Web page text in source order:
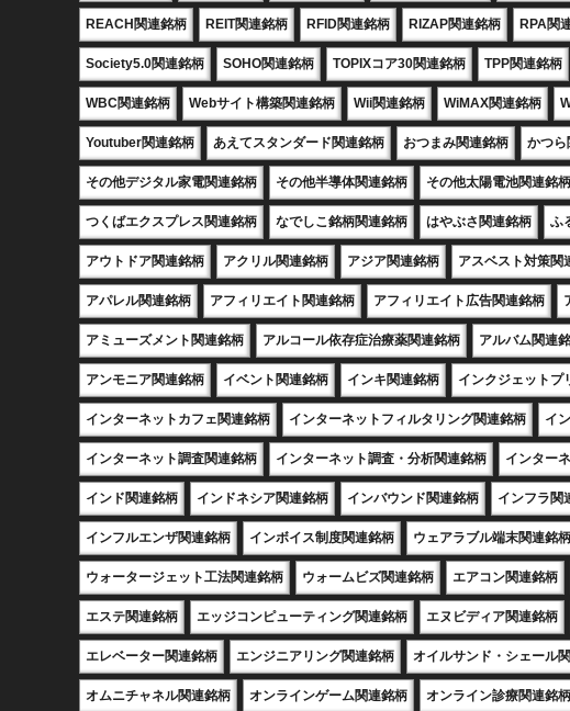
REACH関連銘柄 REIT関連銘柄 RFID関連銘柄 RIZAP関連銘柄 RPA関
Society5.0関連銘柄 SOHO関連銘柄 TOPIXコア30関連銘柄 TPP関連銘柄
WBC関連銘柄 Webサイト構築関連銘柄 Wii関連銘柄 WiMAX関連銘柄
Youtuber関連銘柄 あえてスタンダード関連銘柄 おつまみ関連銘柄 かつら
その他デジタル家電関連銘柄 その他半導体関連銘柄 その他太陽電池関連銘柄
つくばエクスプレス関連銘柄 なでしこ銘柄関連銘柄 はやぶさ関連銘柄 ふ
アウトドア関連銘柄 アクリル関連銘柄 アジア関連銘柄 アスベスト対策関
アパレル関連銘柄 アフィリエイト関連銘柄 アフィリエイト広告関連銘柄
アミューズメント関連銘柄 アルコール依存症治療薬関連銘柄 アルバム関連
アンモニア関連銘柄 イベント関連銘柄 インキ関連銘柄 インクジェットプ
インターネットカフェ関連銘柄 インターネットフィルタリング関連銘柄 イ
インターネット調査関連銘柄 インターネット調査・分析関連銘柄 インター
インド関連銘柄 インドネシア関連銘柄 インバウンド関連銘柄 インフラ関
インフルエンザ関連銘柄 インボイス制度関連銘柄 ウェアラブル端末関連銘柄
ウォータージェット工法関連銘柄 ウォームビズ関連銘柄 エアコン関連銘柄
エステ関連銘柄 エッジコンピューティング関連銘柄 エヌビディア関連銘柄
エレベーター関連銘柄 エンジニアリング関連銘柄 オイルサンド・シェール
オムニチャネル関連銘柄 オンラインゲーム関連銘柄 オンライン診療関連銘柄